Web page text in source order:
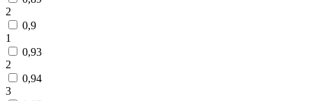
2
0,9
1
0,93
2
0,94
3